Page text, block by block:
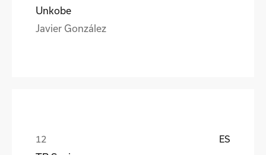
Unkobe
Javier González
ES